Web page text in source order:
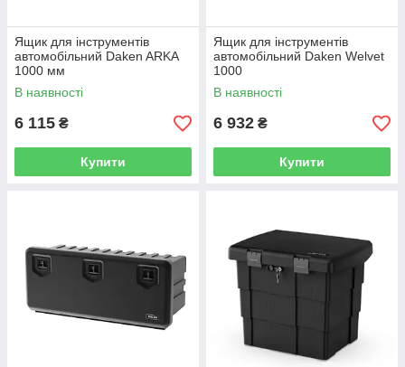
Ящик для інструментів
автомобільний Daken ARKA
1000 мм
В наявності
6 115 ₴
Купити
Ящик для інструментів
автомобільний Daken Welvet
1000
В наявності
6 932 ₴
Купити